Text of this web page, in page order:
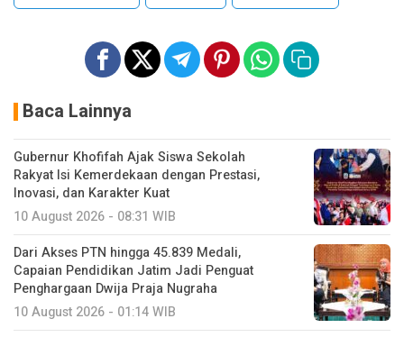
Baca Lainnya
Gubernur Khofifah Ajak Siswa Sekolah
Rakyat Isi Kemerdekaan dengan Prestasi,
Inovasi, dan Karakter Kuat
10 August 2026 - 08:31 WIB
Dari Akses PTN hingga 45.839 Medali,
Capaian Pendidikan Jatim Jadi Penguat
Penghargaan Dwija Praja Nugraha
10 August 2026 - 01:14 WIB